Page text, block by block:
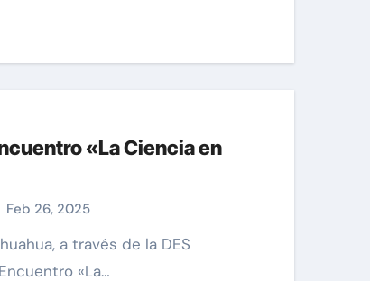
«La Ciencia en
Feb 26, 2025
«La…